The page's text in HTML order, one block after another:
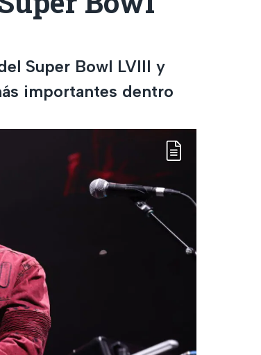
Super Bowl LVIII y
importantes dentro